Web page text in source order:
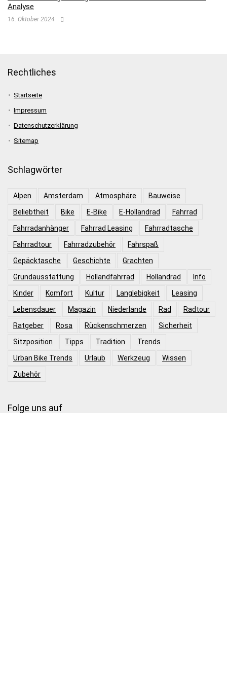
Analyse
16. Oktober 2024
Rechtliches
Startseite
Impressum
Datenschutzerklärung
Sitemap
Schlagwörter
Alpen Amsterdam Atmosphäre
Bauweise
Beliebtheit
Bike E-Bike E-Hollandrad
Fahrrad
Fahrradanhänger
Fahrrad Leasing
Fahrradtasche
Fahrradtour
Fahrradzubehör
Fahrspaß
Gepäcktasche
Geschichte
Grachten
Grundausstattung
Hollandfahrrad Hollandrad
Info
Kinder
Komfort Kultur Langlebigkeit
Leasing
Lebensdauer
Magazin Niederlande Rad
Radtour
Ratgeber
Rosa Rückenschmerzen
Sicherheit
Sitzposition
Tipps Tradition
Trends
Urban Bike Trends
Urlaub Werkzeug
Wissen
Zubehör
Folge uns auf